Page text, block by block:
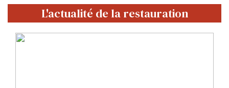
L'actualité de la restauration